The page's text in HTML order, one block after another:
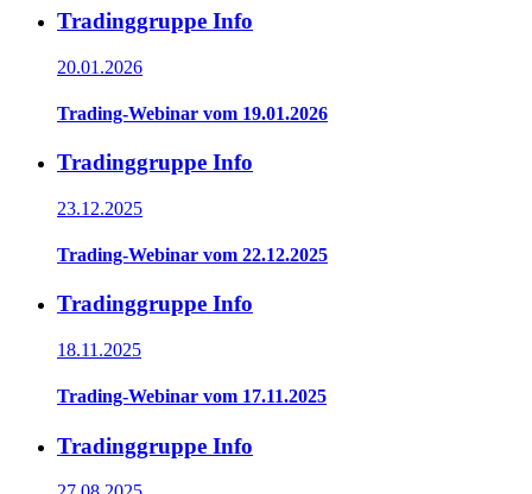
Tradinggruppe Info
20.01.2026
Trading-Webinar vom 19.01.2026
Tradinggruppe Info
23.12.2025
Trading-Webinar vom 22.12.2025
Tradinggruppe Info
18.11.2025
Trading-Webinar vom 17.11.2025
Tradinggruppe Info